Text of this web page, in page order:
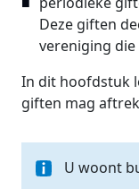
Deze giften
vereniging
In dit hoofdstuk
giften mag
U woont